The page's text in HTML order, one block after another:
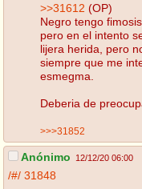
>>31612 (OP)
Negro tengo
pero en el intento
lijera herida, pero
siempre que me
esmegma.
Deberia de
>>>31852
Anónimo 12/12/20 06:00
/#/ 31848